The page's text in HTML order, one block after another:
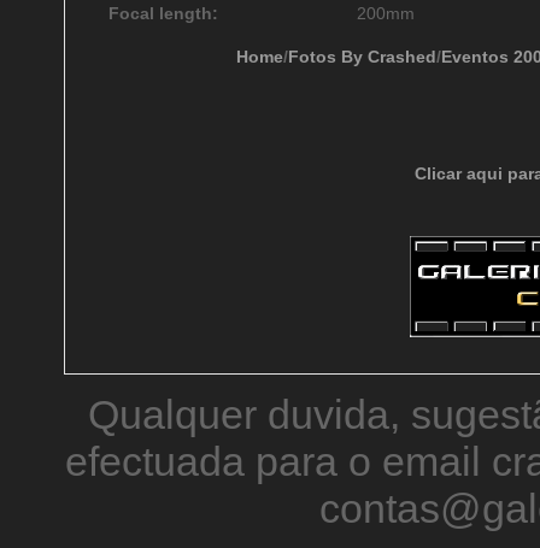
Focal length:
200mm
Home/Fotos By Crashed/Eventos
Clicar aqui
Qualquer duvida,
efectuada para o email